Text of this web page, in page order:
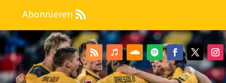
Abonnieren